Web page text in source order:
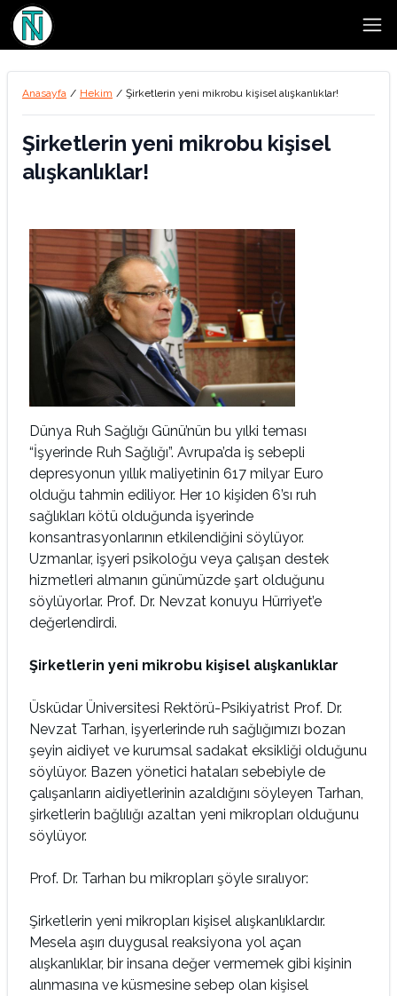
Anasayfa / Hekim / Şirketlerin yeni mikrobu kişisel alışkanlıklar!
Şirketlerin yeni mikrobu kişisel
alışkanlıklar!
Dünya Ruh Sağlığı Günü’nün bu yılki teması
“İşyerinde Ruh Sağlığı”. Avrupa’da iş sebepli
depresyonun yıllık maliyetinin 617 milyar Euro
olduğu tahmin ediliyor. Her 10 kişiden 6’sı ruh
sağlıkları kötü olduğunda işyerinde
konsantrasyonlarının etkilendiğini söylüyor.
Uzmanlar, işyeri psikoloğu veya çalışan destek
hizmetleri almanın günümüzde şart olduğunu
söylüyorlar. Prof. Dr. Nevzat konuyu Hürriyet’e
değerlendirdi.
Şirketlerin yeni mikrobu kişisel alışkanlıklar
Üsküdar Üniversitesi Rektörü-Psikiyatrist Prof. Dr.
Nevzat Tarhan, işyerlerinde ruh sağlığımızı bozan
şeyin aidiyet ve kurumsal sadakat eksikliği olduğunu
söylüyor. Bazen yönetici hataları sebebiyle de
çalışanların aidiyetlerinin azaldığını söyleyen Tarhan,
şirketlerin bağlılığı azaltan yeni mikropları olduğunu
söylüyor.
Prof. Dr. Tarhan bu mikropları şöyle sıralıyor:
Şirketlerin yeni mikropları kişisel alışkanlıklardır.
Mesela aşırı duygusal reaksiyona yol açan
alışkanlıklar, bir insana değer vermemek gibi kişinin
alınmasına ve küsmesine sebep olan kişisel